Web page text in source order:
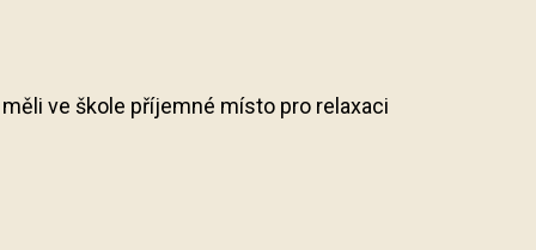
měli ve škole příjemné místo pro relaxaci